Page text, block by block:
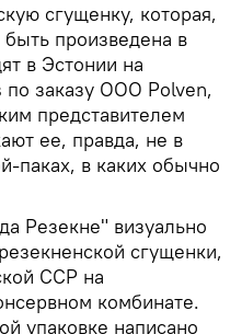
сгущенку, которая,
произведена в
в Эстонии на
по заказу ООО Polven,
представителем
ее, правда, не в
паках, в каких обычно
Резекне" визуально
сгущенки,
ССР на
комбинате.
упаковке написано